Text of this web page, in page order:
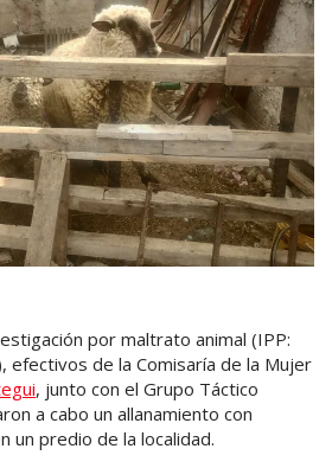
por maltrato animal (IPP:
de la Comisaría de la Mujer
, junto con el Grupo Táctico
a cabo un allanamiento con
un predio de la localidad.